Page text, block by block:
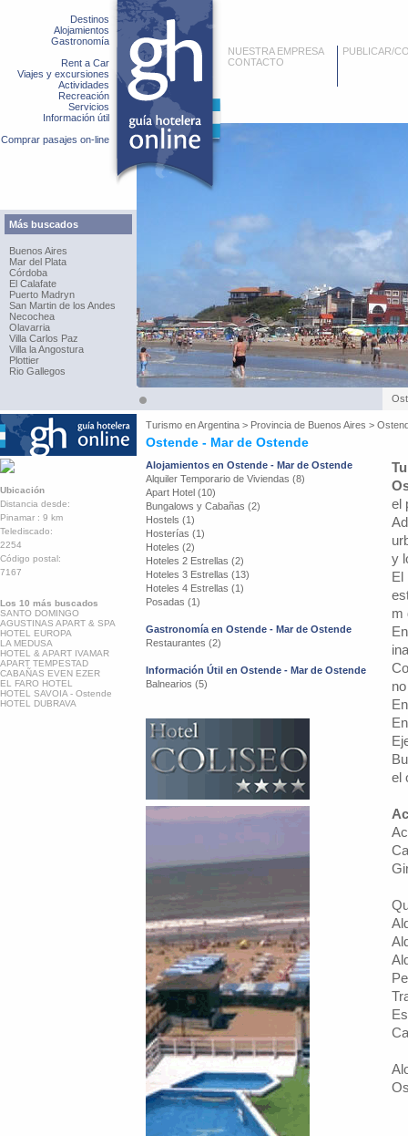
Destinos
Alojamientos
Gastronomía
Rent a Car
Viajes y excursiones
Actividades
Recreación
Servicios
Información útil
Comprar pasajes on-line
Más buscados
Buenos Aires
Mar del Plata
Córdoba
El Calafate
Puerto Madryn
San Martin de los Andes
Necochea
Olavarria
Villa Carlos Paz
Villa la Angostura
Plottier
Rio Gallegos
NUESTRA EMPRESA
CONTACTO
PUBLICAR/
Turismo enArgentina > Provincia de Buenos Aires >
Ostende - Mar de Ostende
Ubicación
Distancia desde:
Pinamar : 9 km
Telediscado:
2254
Código postal:
7167
Los 10 más buscados
SANTO DOMINGO
AGUSTINAS APART & SPA
HOTEL EUROPA
LA MEDUSA
HOTEL & APART IVAMAR
APART TEMPESTAD
CABAÑAS EVEN EZER
EL FARO HOTEL
HOTEL SAVOIA - Ostende
HOTEL DUBRAVA
Alojamientos en Ostende - Mar de Ostende
Alquiler Temporario de Viviendas (8)
Apart Hotel (10)
Bungalows y Cabañas (2)
Hostels (1)
Hosterías (1)
Hoteles (2)
Hoteles 2 Estrellas (2)
Hoteles 3 Estrellas (13)
Hoteles 4 Estrellas (1)
Posadas (1)
Gastronomía en Ostende - Mar de Ostende
Restaurantes (2)
Información Útil en Ostende - Mar de Ostende
Balnearios (5)
el
y
El
m
el